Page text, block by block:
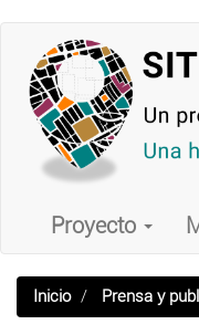
contenido
principal
Main
navigation
Proyecto
Inicio Prensa y